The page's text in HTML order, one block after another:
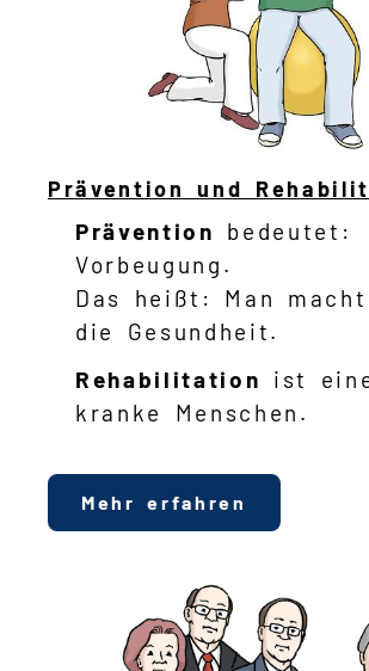
Prävention und
Prävention
bedeutet:
Vorbeugung.
Das heißt: Man
die Gesundheit.
Rehabilitation ist
kranke Menschen.
Mehr erfahren